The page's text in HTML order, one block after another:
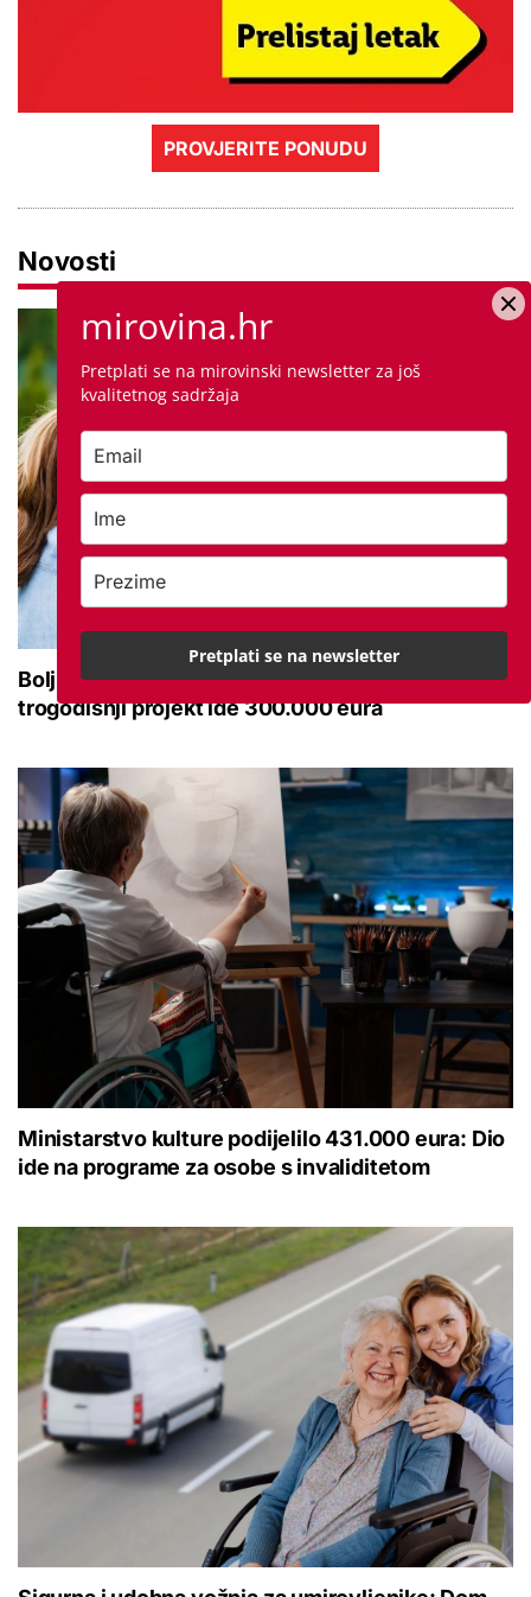
PROVJERITE PONUDU
Novosti
Bolji pristup socijalnim uslugama za starije: Na
trogodišnji projekt ide 300.000 eura
Ministarstvo kulture podijelilo 431.000 eura: Dio
ide na programe za osobe s invaliditetom
mirovina.hr
Pretplati se na mirovinski newsletter za još
kvalitetnog sadržaja
Pretplati se na newsletter